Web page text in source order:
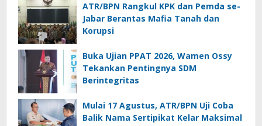
ATR/BPN Rangkul KPK dan Pemda se-
Jabar Berantas Mafia Tanah dan
Korupsi
Buka Ujian PPAT 2026, Wamen Ossy
Tekankan Pentingnya SDM
Berintegritas
Mulai 17 Agustus, ATR/BPN Uji Coba
Balik Nama Sertipikat Kelar Maksimal